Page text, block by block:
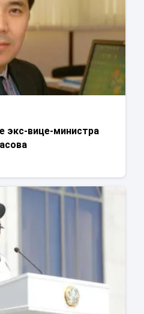
экс-вице-министра